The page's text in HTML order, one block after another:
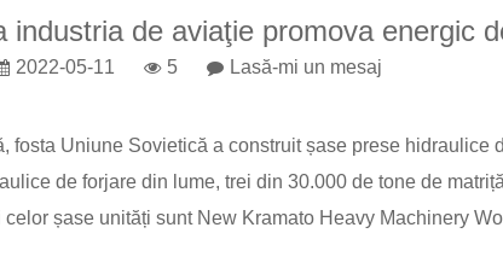
de aviaţie promova energic
2022-05-11 5 Lasă-mi un mesaj
Uniune Sovietică a construit șase prese hidraulice
de forjare din lume, trei din 30.000 de tone de
șase unități sunt New Kramato Heavy Machinery